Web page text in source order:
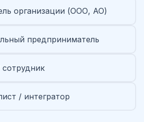
организации (ООО, АО)
предприниматель
сотрудник
/ интегратор